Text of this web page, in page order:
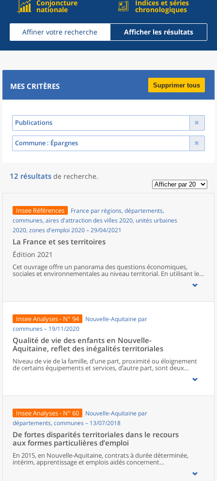
Conjoncture
nationale
Indices et séries
chronologiques
Affiner votre recherche Afficher les résultats
MES CRITÈRES Supprimer tous
Publications
Commune : Épargnes
12 résultats de recherche.
Insee Références
France par régions, départements,
communes, aires d'attraction des villes 2020, unités urbaines
2020, zones d'emploi 2020 – 29/04/2021
La France et ses territoires
Édition 2021
Cet ouvrage offre un panorama des questions économiques,
sociales et environnementales au niveau territorial. En utilisant les
disparités géographiques en France, sur les forces et faiblesses des
population.
Insee Analyses - N° 94
Nouvelle-Aquitaine par
communes – 19/11/2020
Qualité de vie des enfants en Nouvelle-
Aquitaine, reflet des inégalités territoriales
Niveau de vie de la famille, d’une part, proximité ou éloignement
de certains équipements et services, d’autre part, sont deux
facteurs déterminants de la qualité de vie des enfants.En Nouvelle-
quotidien. Indépendamment d’autres facteurs favorables dans
etc.), une partie de ces enfants cumule cet éloignement avec
l’appartenance à des familles aux niveaux de vie peu élevés.Les
autres enfants néo-aquitains résident en milieux plus denses donc
davantage équipés. La moitié est en difficulté sociale ou
confrontée à de fortes inégalités dans les métropoles, l’autre
moitié vit dans des périphéries accueillant des familles aisées.
Insee Analyses - N° 60
Nouvelle-Aquitaine par
départements, communes – 13/07/2018
De fortes disparités territoriales dans le recours
aux formes particulières d’emploi
En 2015, en Nouvelle-Aquitaine, contrats à durée déterminée,
intérim, apprentissage et emplois aidés concernent
300 000 salariés et représentent 15 % du volume total d’heures